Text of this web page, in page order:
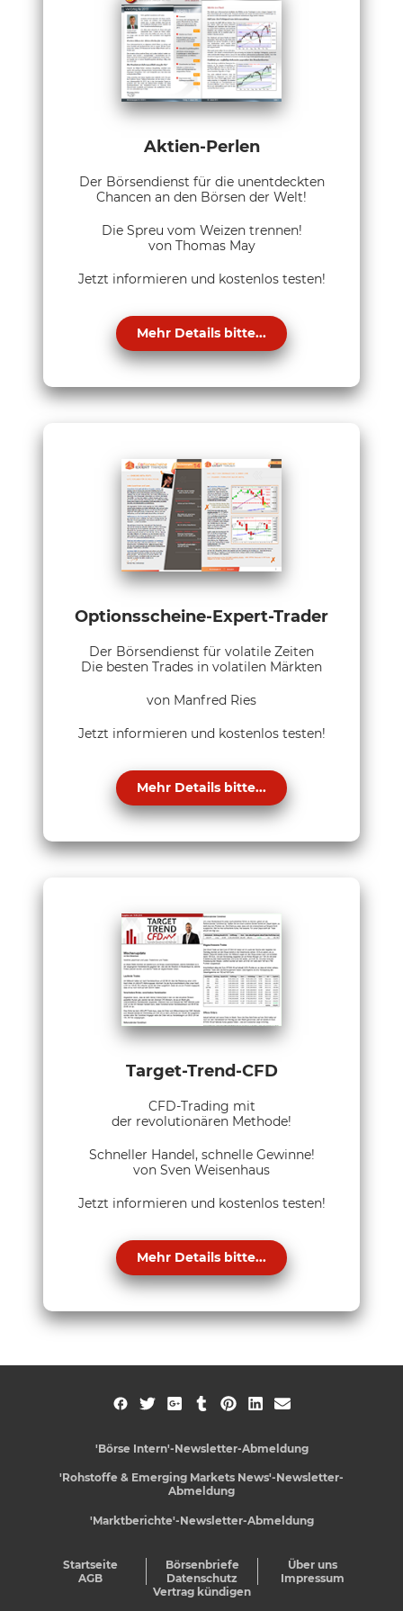
Aktien-Perlen
Der Börsendienst für die unentdeckten
Chancen an den Börsen der Welt!
Die Spreu vom Weizen trennen!
von Thomas May
Jetzt informieren und kostenlos testen!
Mehr Details bitte...
Optionsscheine-Expert-Trader
Der Börsendienst für volatile Zeiten
Die besten Trades in volatilen Märkten
von Manfred Ries
Jetzt informieren und kostenlos testen!
Mehr Details bitte...
Target-Trend-CFD
CFD-Trading mit
der revolutionären Methode!
Schneller Handel, schnelle Gewinne!
von Sven Weisenhaus
Jetzt informieren und kostenlos testen!
Mehr Details bitte...
'Börse Intern'-Newsletter-Abmeldung
'Rohstoffe & Emerging Markets News'-Newsletter-
Abmeldung
'Marktberichte'-Newsletter-Abmeldung
Startseite Börsenbriefe
Über uns
AGB
Datenschutz
Impressum
Vertrag kündigen